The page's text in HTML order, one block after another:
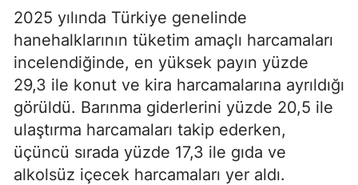
2025 yılında Türkiye genelinde
hanehalklarının tüketim amaçlı harcamaları
incelendiğinde, en yüksek payın yüzde
29,3 ile konut ve kira harcamalarına ayrıldığı
görüldü. Barınma giderlerini yüzde 20,5 ile
ulaştırma harcamaları takip ederken,
üçüncü sırada yüzde 17,3 ile gıda ve
alkolsüz içecek harcamaları yer aldı.